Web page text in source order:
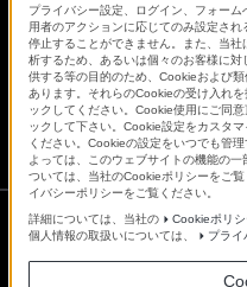
プライバシー設定、ログイン、フォー
用者のアクションに応じてのみ設定さ
停止することができません。また、当
析するため、あるいは個々のお客様に
供する等の目的のため、Cookieおよび
あります。それらのCookieの受け入れ
ックしてください。Cookie使用にご同
ックして下さい。Cookie設定をカスタ
ください。Cookieの設定をいつでも管
よっては、このウェブサイトの機能の
ついては、当社のCookieポリシーをご
イバシーポリシーをご覧ください。
詳細については、当社の
Cookieポリシ
個人情報の取扱いについては、
プライ
会社情報 採用情報 特
環境情報
プライ